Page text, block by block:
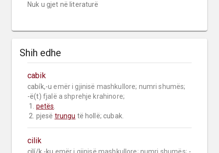
Nuk u gjet në literaturë
Shih edhe
cabik
cabík,-u emër i gjinisë mashkullore; numri shumës;
-ë(t) fjalë a shprehje krahinore;
1. petës
2. pjesë trungu të hollë; cubak.
cilik